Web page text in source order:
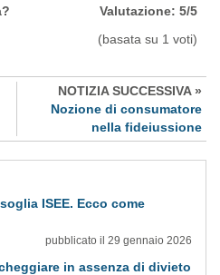
Valutazione: 5/5
(basata su 1 voti)
NOTIZIA SUCCESSIVA »
Nozione di consumatore
nella fideiussione
ISEE. Ecco come
pubblicato il 29 gennaio 2026
in assenza di divieto